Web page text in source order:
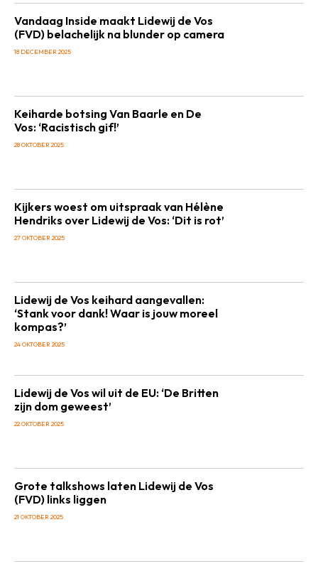
Vandaag Inside maakt Lidewij de Vos
(FVD) belachelijk na blunder op camera
18 DECEMBER 2025
Keiharde botsing Van Baarle en De
Vos: ‘Racistisch gif!’
28 OKTOBER 2025
Kijkers woest om uitspraak van Hélène
Hendriks over Lidewij de Vos: ‘Dit is rot’
27 OKTOBER 2025
Lidewij de Vos keihard aangevallen:
‘Stank voor dank! Waar is jouw moreel
kompas?’
24 OKTOBER 2025
Lidewij de Vos wil uit de EU: ‘De Britten
zijn dom geweest’
22 OKTOBER 2025
Grote talkshows laten Lidewij de Vos
(FVD) links liggen
21 OKTOBER 2025